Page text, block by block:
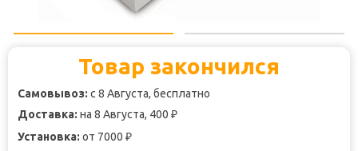
Товар закончился
Самовывоз: с 8 Августа, бесплатно
Доставка: на 8 Августа, 400 ₽
Установка: от 7000 ₽